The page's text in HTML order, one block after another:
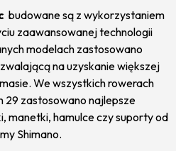
budowane są z wykorzystaniem
zaawansowanej technologii
modelach zastosowano
na uzyskanie większej
We wszystkich rowerach
29 zastosowano najlepsze
manetki, hamulce czy suporty od
Shimano.